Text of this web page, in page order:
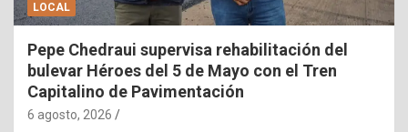
LOCAL
Pepe Chedraui supervisa rehabilitación del
bulevar Héroes del 5 de Mayo con el Tren
Capitalino de Pavimentación
6 agosto, 2026